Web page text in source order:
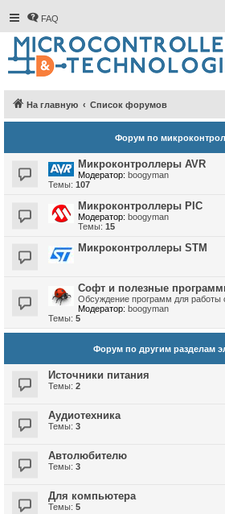
FAQ
На главную Список форумов
Форум по
Микроконтроллеры AVR
Модератор: boogyman
Темы: 107
Микроконтроллеры PIC
Модератор: boogyman
Темы: 15
Микроконтроллеры STM
Софт и полезные
Обсуждение программ для работы
Модератор: boogyman
Темы: 5
Форум по другим разделам
Источники питания
Темы: 2
Аудиотехника
Темы: 3
Автолюбителю
Темы: 3
Для компьютера
Темы: 5